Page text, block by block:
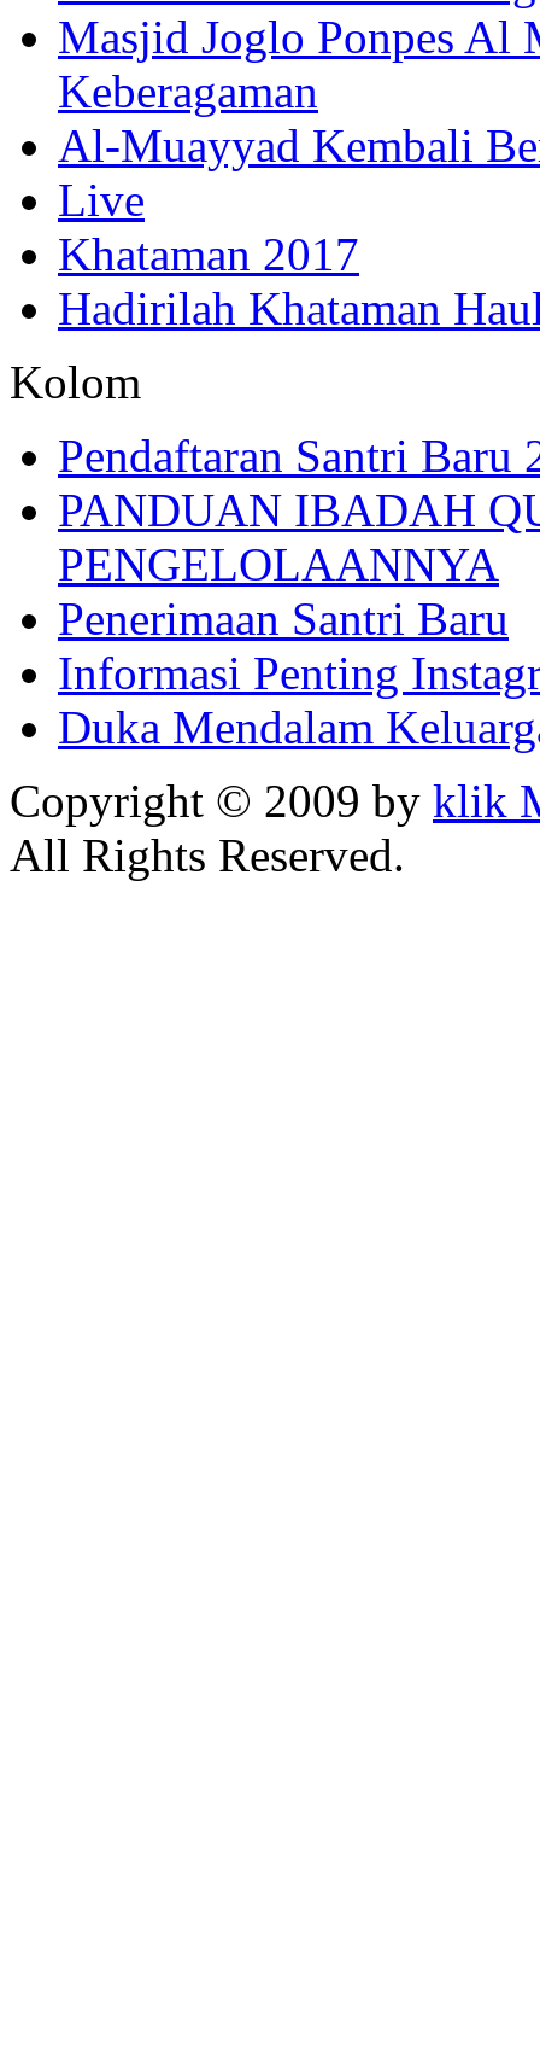
Masjid Joglo Ponpes Al
Keberagaman
Al-Muayyad Kembali
Live
Khataman 2017
Hadirilah Khataman
Kolom
Pendaftaran Santri Baru
PANDUAN IBADAH
PENGELOLAANNYA
Penerimaan Santri Baru
Informasi Penting
Duka Mendalam
Copyright © 2009 by klik
All Rights Reserved.